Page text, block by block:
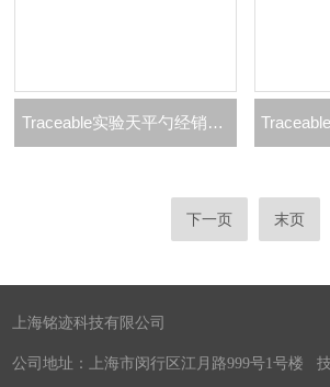
Traceable实验天平勺经销代理铭迹科技
下一页 末页
上海铭迹科技有限公司
公司地址：上海市闵行区江月路999号1号楼